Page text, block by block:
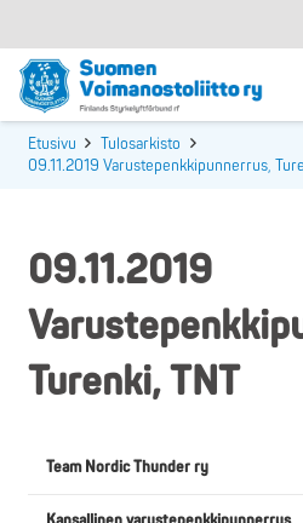
Etusivu
Tulosarkisto
09.11.2019 Varustepenkkipunnerrus,
09.11.2019
Turenki, TNT
Team Nordic Thunder ry